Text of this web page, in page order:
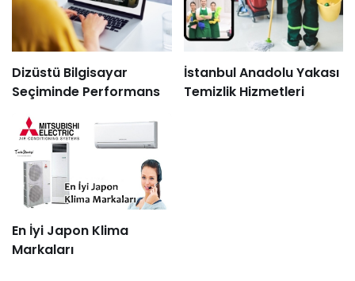
Dizüstü Bilgisayar
Seçiminde Performans
İstanbul Anadolu Yakası
Temizlik Hizmetleri
En İyi Japon Klima
Markaları